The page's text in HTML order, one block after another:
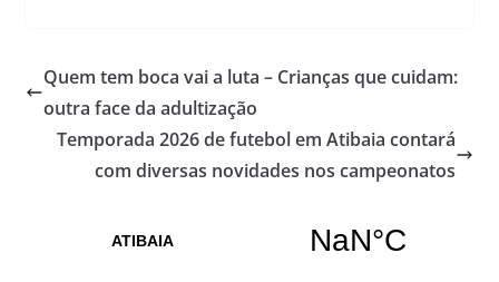
Quem tem boca vai a luta – Crianças que cuidam:
outra face da adultização
Temporada 2026 de futebol em Atibaia contará
com diversas novidades nos campeonatos